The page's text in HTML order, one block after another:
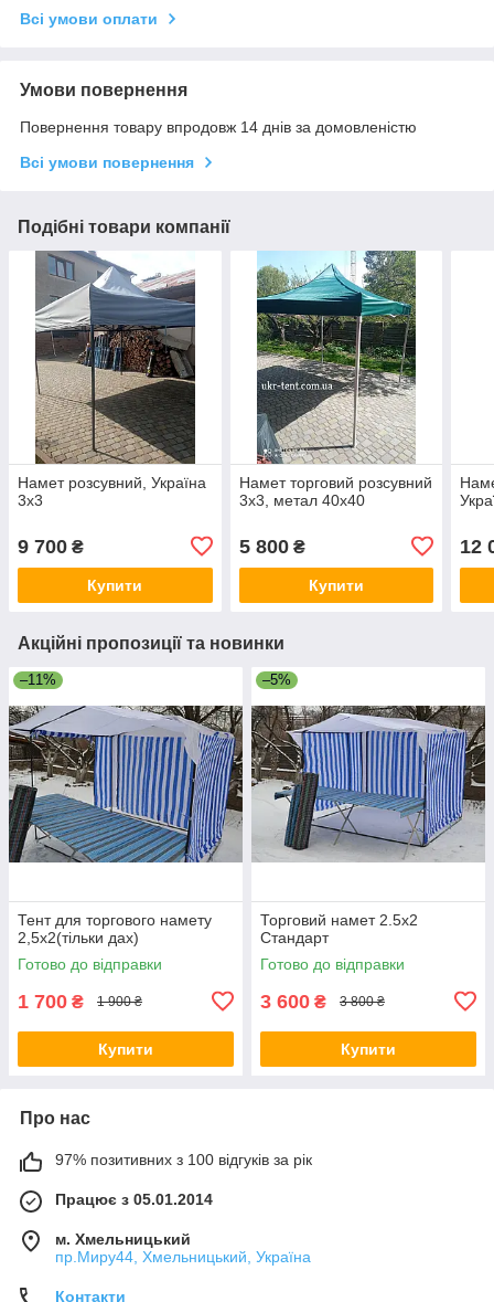
Всі умови оплати
Умови повернення
Повернення товару впродовж 14 днів за домовленістю
Всі умови повернення
Подібні товари компанії
Намет розсувний, Україна
3х3
9 700 ₴
Купити
Намет торговий розсувний
3х3, метал 40х40
5 800₴
Купити
12
Акційні пропозиції та новинки
–11%
Тент для торгового намету
2,5х2(тільки дах)
Готово до відправки
1 700 ₴ 1 900 ₴
Купити
–5%
Торговий намет 2.5х2
Стандарт
Готово до відправки
3 600 ₴ 3 800 ₴
Купити
Про нас
97% позитивних з 100 відгуків за рік
Працює з 05.01.2014
м. Хмельницький
пр.Миру44, Хмельницький, Україна
Контакти